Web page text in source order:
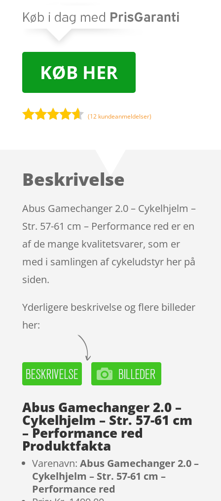
KØB HER
på
mmelser
(12 kundeanmeldelser)
Beskrivelse
Abus Gamechanger 2.0 – Cykelhjelm –
Str. 57-61 cm – Performance red er en
af de mange kvalitetsvarer, som er
med i samlingen af cykeludstyr her på
siden.
Yderligere beskrivelse og flere billeder
her:
Abus Gamechanger 2.0 –
Cykelhjelm – Str. 57-61 cm
– Performance red
Produktfakta
Varenavn: Abus Gamechanger 2.0 –
Cykelhjelm – Str. 57-61 cm –
Performance red